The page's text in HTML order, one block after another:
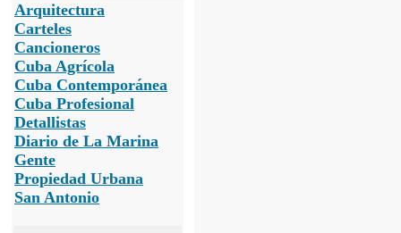
Arquitectura
Carteles
Cancioneros
Cuba Agrícola
Cuba Contemporánea
Cuba Profesional
Detallistas
Diario de La Marina
Gente
Propiedad Urbana
San Antonio